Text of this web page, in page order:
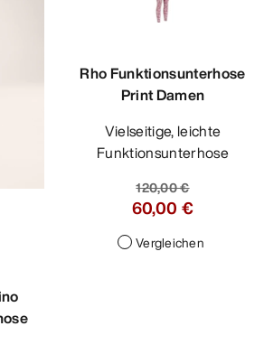
Rho Funktionsunterhose
Print Damen
Vielseitige, leichte
Funktionsunterhose
120,00 €
60,00 €
Vergleichen